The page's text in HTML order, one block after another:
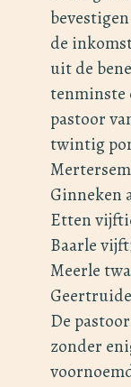
de
uit de
tenminste
pastoor
twintig
Ginneken
Etten
Baarle
Meerle
De
zonder